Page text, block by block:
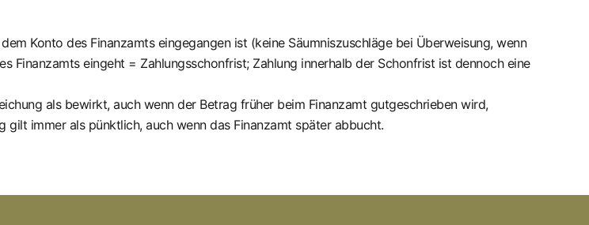
Konto des Finanzamts eingegangen ist (keine Säumniszuschläge bei Überweisung, wenn
Finanzamts eingeht = Zahlungsschonfrist; Zahlung innerhalb der Schonfrist ist dennoch eine
als bewirkt, auch wenn der Betrag früher beim Finanzamt gutgeschrieben wird,
gilt immer als pünktlich, auch wenn das Finanzamt später abbucht.